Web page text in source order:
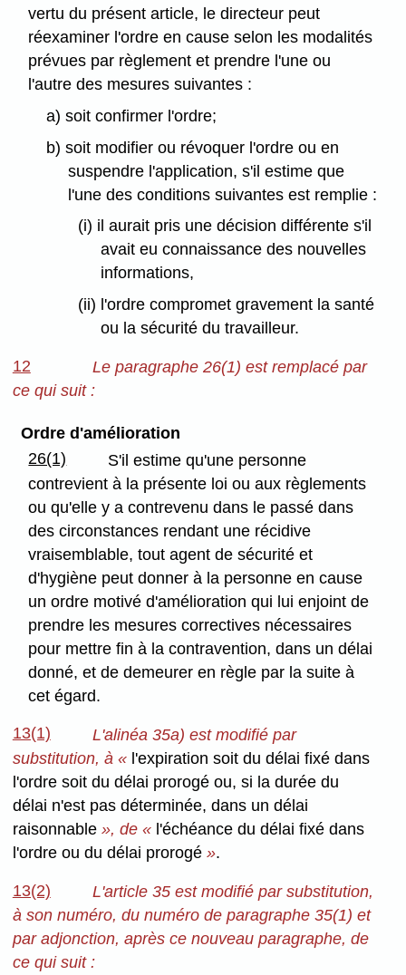
vertu du présent article, le directeur peut
réexaminer l'ordre en cause selon les modalités
prévues par règlement et prendre l'une ou
l'autre des mesures suivantes :
a) soit confirmer l'ordre;
b) soit modifier ou révoquer l'ordre ou en
suspendre l'application, s'il estime que
l'une des conditions suivantes est remplie :
(i) il aurait pris une décision différente s'il
avait eu connaissance des nouvelles
informations,
(ii) l'ordre compromet gravement la santé
ou la sécurité du travailleur.
12
Le paragraphe 26(1) est remplacé par
ce qui suit :
Ordre d'amélioration
26(1)
S'il estime qu'une personne
contrevient à la présente loi ou aux règlements
ou qu'elle y a contrevenu dans le passé dans
des circonstances rendant une récidive
vraisemblable, tout agent de sécurité et
d'hygiène peut donner à la personne en cause
un ordre motivé d'amélioration qui lui enjoint de
prendre les mesures correctives nécessaires
pour mettre fin à la contravention, dans un délai
donné, et de demeurer en règle par la suite à
cet égard.
13(1)
L'alinéa 35a) est modifié par
substitution, à «l'expiration soit du délai fixé dans
l'ordre soit du délai prorogé ou, si la durée du
délai n'est pas déterminée, dans un délai
raisonnable », de «l'échéance du délai fixé dans
l'ordre ou du délai prorogé ».
13(2)
L'article 35 est modifié par substitution,
à son numéro, du numéro de paragraphe 35(1) et
par adjonction, après ce nouveau paragraphe, de
ce qui suit :